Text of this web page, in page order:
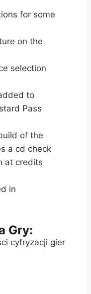
cyfryzacji gier
for some
on the
selection
to
Pass
of the
a cd check
at credits
in
Gry: